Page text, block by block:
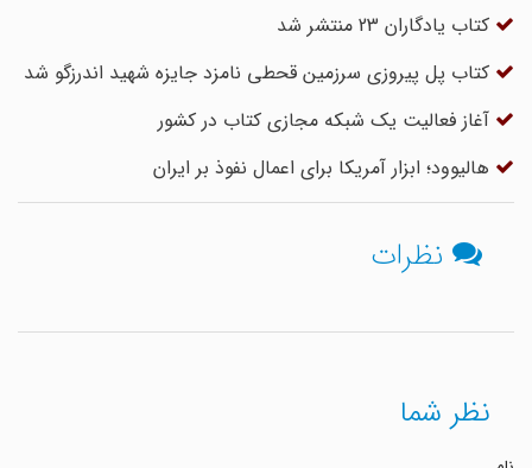
کتاب یادگاران 23 منتشر شد
کتاب پل پیروزی سرزمین قحطی نامزد جایزه شهید اندرزگو شد
آغاز فعالیت یک شبکه مجازی کتاب در کشور
هالیوود؛ ابزار آمریکا برای اعمال نفوذ بر ایران
نظرات
نظر شما